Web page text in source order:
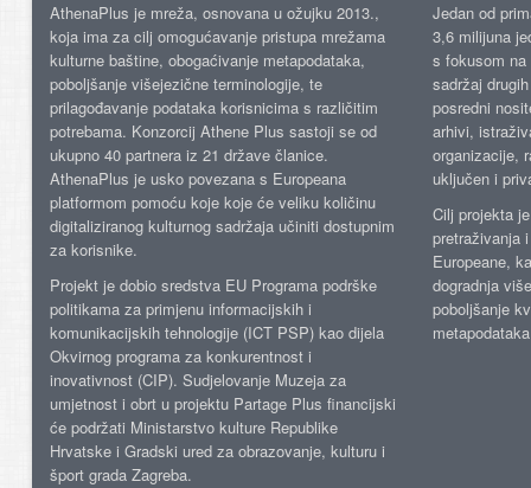
AthenaPlus je mreža, osnovana u ožujku 2013.,
koja ima za cilj omogućavanje pristupa mrežama
kulturne baštine, obogaćivanje metapodataka,
poboljšanje višejezične terminologije, te
prilagođavanje podataka korisnicima s različitim
potrebama. Konzorcij Athene Plus sastoji se od
ukupno 40 partnera iz 21 države članice.
AthenaPlus je usko povezana s Europeana
platformom pomoću koje koje će veliku količinu
digitaliziranog kulturnog sadržaja učiniti dostupnim
za korisnike.
Projekt je dobio sredstva EU Programa podrške
politikama za primjenu informacijskih i
komunikacijskih tehnologije (ICT PSP) kao dijela
Okvirnog programa za konkurentnost i
inovativnost (CIP). Sudjelovanje Muzeja za
umjetnost i obrt u projektu Partage Plus financijski
će podržati Ministarstvo kulture Republike
Hrvatske i Gradski ured za obrazovanje, kulturu i
šport grada Zagreba.
Jedan od
3,6 milijuna
s fokusom
sadržaj
posredni
arhivi,
organizacije,
uključen i
Cilj projekta
pretraživanja
Europeane,
dogradnja
poboljšanje